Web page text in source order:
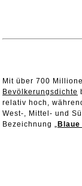
Mit über 700
Bevölkerungsdichte
relativ hoch,
West-, Mittel- und
Bezeichnung „ Blaue